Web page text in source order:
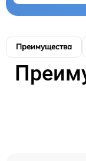
Преимущества